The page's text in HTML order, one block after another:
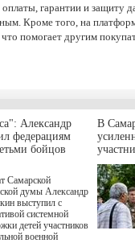
гарантии и защиту
Кроме того, на
что помогает другим
Александр
федерациям
бойцов
Самарской
думы Александр
выступил с
системной
детей участников
военной
В